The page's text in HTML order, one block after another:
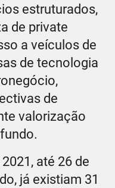
estruturados,
de private
a veículos de
de tecnologia
de
valorização
até 26 de
já existiam 31